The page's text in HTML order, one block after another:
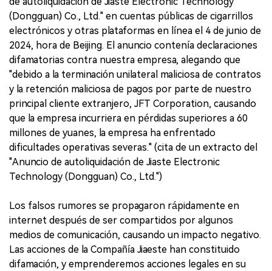
(Dongguan) Co., Ltd." en cuentas públicas de cigarrillos
electrónicos y otras plataformas en línea el 4 de junio de
2024, hora de Beijing. El anuncio contenía declaraciones
difamatorias contra nuestra empresa, alegando que
"debido a la terminación unilateral maliciosa de contratos
y la retención maliciosa de pagos por parte de nuestro
principal cliente extranjero, JFT Corporation, causando
que la empresa incurriera en pérdidas superiores a 60
millones de yuanes, la empresa ha enfrentado
dificultades operativas severas." (cita de un extracto del
"Anuncio de autoliquidación de Jiaste Electronic
Technology (Dongguan) Co., Ltd.")
Los falsos rumores se propagaron rápidamente en
internet después de ser compartidos por algunos
medios de comunicación, causando un impacto negativo.
Las acciones de la Compañía Jiaeste han constituido
difamación, y emprenderemos acciones legales en su